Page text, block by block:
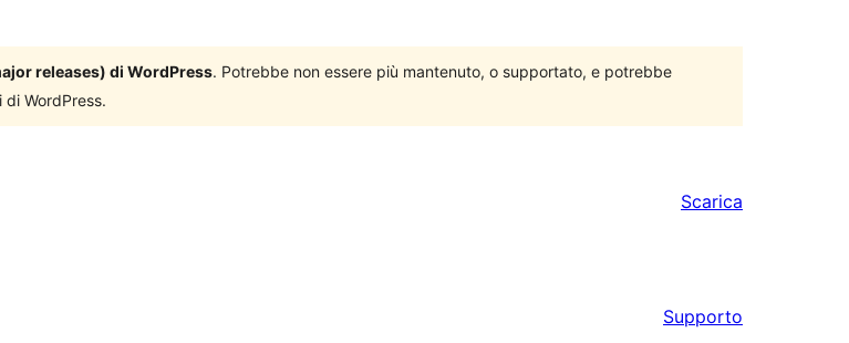
releases) di WordPress. Potrebbe non essere più mantenuto, o supportato, e potrebbe
WordPress.
Scarica
Supporto